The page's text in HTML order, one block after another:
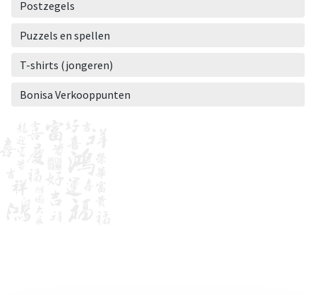
Postzegels
Puzzels en spellen
T-shirts (jongeren)
Bonisa Verkooppunten